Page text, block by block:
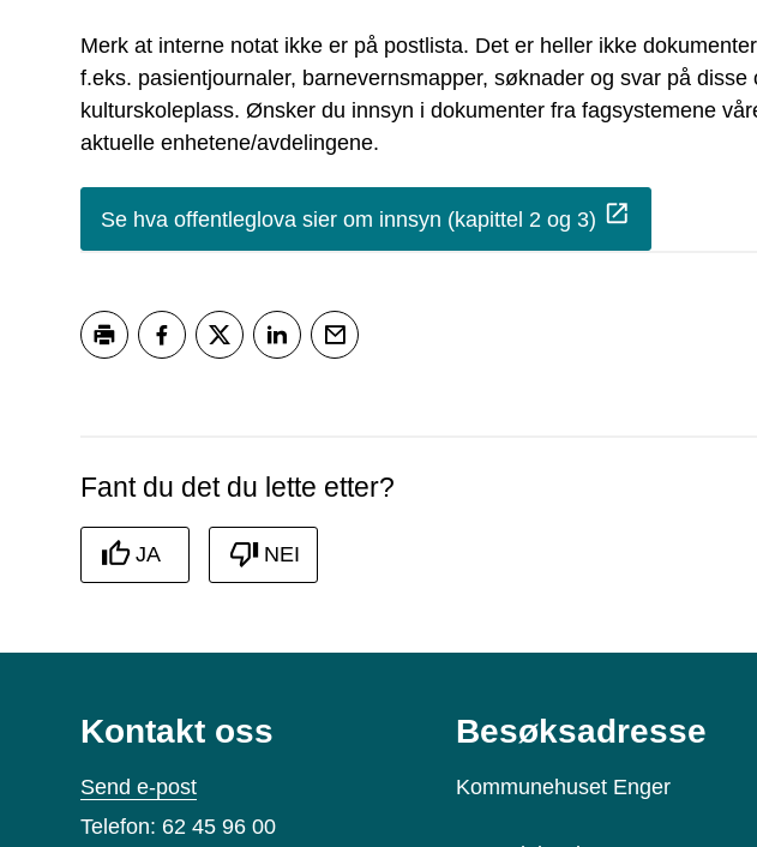
Merk at interne notat ikke er på postlista. Det er heller ikke
f.eks. pasientjournaler, barnevernsmapper, søknader og svar på disse
kulturskoleplass. Ønsker du innsyn i dokumenter fra fagsystemene
aktuelle enhetene/avdelingene.
Se hva offentleglova sier om innsyn (kapittel 2 og 3)
Fant du det du lette etter?
JA NEI
Kontakt oss
Send e-post
Telefon: 62 45 96 00
Besøksadresse
Kommunehuset Enger